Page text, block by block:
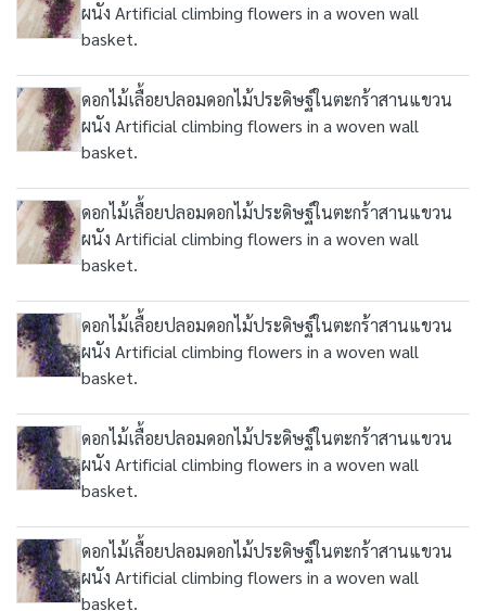
ผนัง Artificial climbing flowers in a woven wall
basket.
ดอกไม้เลื้อยปลอมดอกไม้ประดิษฐ์ในตะกร้าสานแขวน
ผนัง Artificial climbing flowers in a woven wall
basket.
ดอกไม้เลื้อยปลอมดอกไม้ประดิษฐ์ในตะกร้าสานแขวน
ผนัง Artificial climbing flowers in a woven wall
basket.
ดอกไม้เลื้อยปลอมดอกไม้ประดิษฐ์ในตะกร้าสานแขวน
ผนัง Artificial climbing flowers in a woven wall
basket.
ดอกไม้เลื้อยปลอมดอกไม้ประดิษฐ์ในตะกร้าสานแขวน
ผนัง Artificial climbing flowers in a woven wall
basket.
ดอกไม้เลื้อยปลอมดอกไม้ประดิษฐ์ในตะกร้าสานแขวน
ผนัง Artificial climbing flowers in a woven wall
basket.